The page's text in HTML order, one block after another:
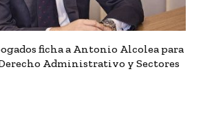
ficha a Antonio Alcolea para
Administrativo y Sectores